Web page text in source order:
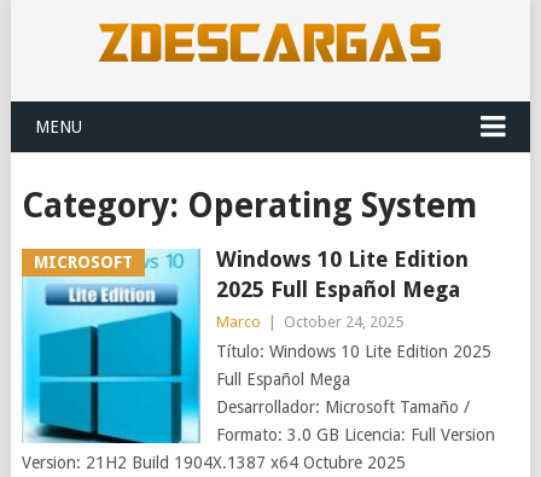
MENU
Category: Operating System
MICROSOFT
Windows 10 Lite Edition
2025 Full Español Mega
Marco October 24, 2025
Título: Windows 10 Lite Edition 2025
Full Español Mega
Desarrollador: Microsoft Tamaño /
Formato: 3.0 GB Licencia: Full Version
Version: 21H2 Build 1904X.1387 x64 Octubre 2025